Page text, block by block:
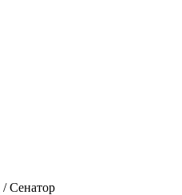
/ Сенатор